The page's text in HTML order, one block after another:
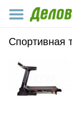
Спортивная